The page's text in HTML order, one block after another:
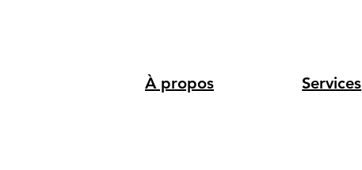
À propos Services